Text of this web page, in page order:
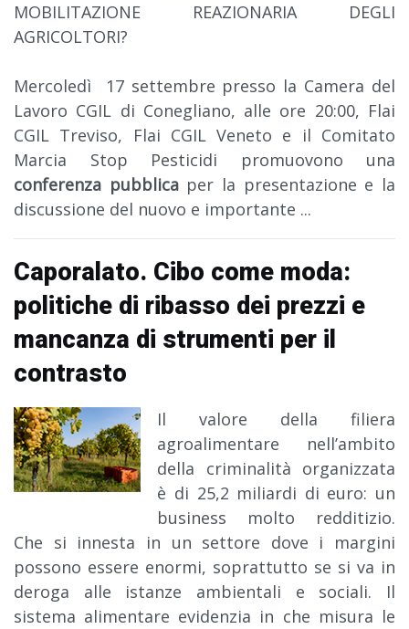
MOBILITAZIONE REAZIONARIA DEGLI
AGRICOLTORI?
Mercoledì 17 settembre presso la Camera del
Lavoro CGIL di Conegliano, alle ore 20:00, Flai
CGIL Treviso, Flai CGIL Veneto e il Comitato
Marcia Stop Pesticidi promuovono una
conferenza pubblicaper la presentazione e la
discussione del nuovo e importante ...
Caporalato. Cibo come moda:
politiche di ribasso dei prezzi e
mancanza di strumenti per il
contrasto
Il valore della filiera
agroalimentare nell’ambito
della criminalità organizzata
è di 25,2 miliardi di euro: un
business molto redditizio.
Che si innesta in un settore dove i margini
possono essere enormi, soprattutto se si va in
deroga alle istanze ambientali e sociali. Il
sistema alimentare evidenzia in che misura le